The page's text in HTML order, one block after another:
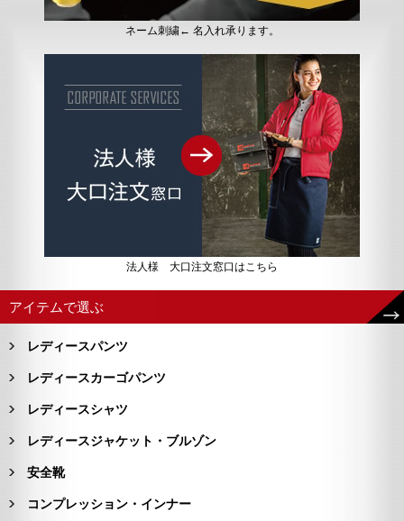
ネーム刺繍← 名入れ承ります。
法人様 大口注文窓口はこちら
アイテムで選ぶ
レディースパンツ
レディースカーゴパンツ
レディースシャツ
レディースジャケット・ブルゾン
安全靴
コンプレッション・インナー